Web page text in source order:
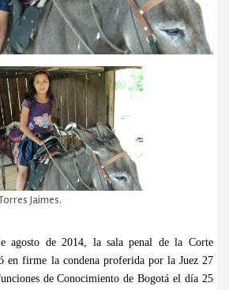
Jaimes.
agosto de 2014, la sala penal de la Corte
en firme la condena proferida por la Juez 27
de Conocimiento de Bogotá el día 25